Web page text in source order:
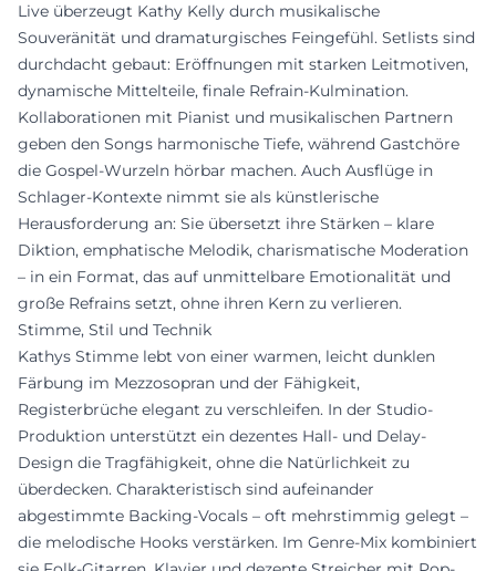
Live überzeugt Kathy Kelly durch musikalische
Souveränität und dramaturgisches Feingefühl. Setlists sind
durchdacht gebaut: Eröffnungen mit starken Leitmotiven,
dynamische Mittelteile, finale Refrain-Kulmination.
Kollaborationen mit Pianist und musikalischen Partnern
geben den Songs harmonische Tiefe, während Gastchöre
die Gospel-Wurzeln hörbar machen. Auch Ausflüge in
Schlager-Kontexte nimmt sie als künstlerische
Herausforderung an: Sie übersetzt ihre Stärken – klare
Diktion, emphatische Melodik, charismatische Moderation
– in ein Format, das auf unmittelbare Emotionalität und
große Refrains setzt, ohne ihren Kern zu verlieren.
Stimme, Stil und Technik
Kathys Stimme lebt von einer warmen, leicht dunklen
Färbung im Mezzosopran und der Fähigkeit,
Registerbrüche elegant zu verschleifen. In der Studio-
Produktion unterstützt ein dezentes Hall- und Delay-
Design die Tragfähigkeit, ohne die Natürlichkeit zu
überdecken. Charakteristisch sind aufeinander
abgestimmte Backing-Vocals – oft mehrstimmig gelegt –
die melodische Hooks verstärken. Im Genre-Mix kombiniert